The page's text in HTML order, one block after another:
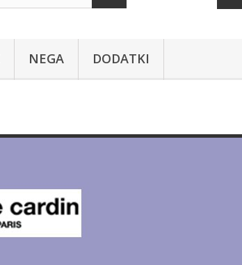
NEGA DODATKI